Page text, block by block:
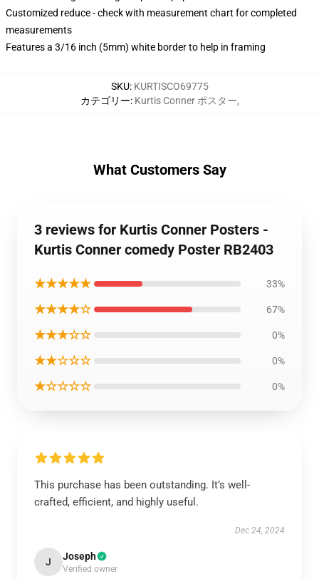
Customized reduce - check with measurement chart for completed
measurements
Features a 3/16 inch (5mm) white border to help in framing
SKU: KURTISCO69775
カテゴリー: Kurtis Conner ポスター,
What Customers Say
3 reviews for Kurtis Conner Posters -
Kurtis Conner comedy Poster RB2403
★★★★★ 33%
★★★★☆ 67%
★★★☆☆ 0%
★★☆☆☆ 0%
★☆☆☆☆ 0%
This purchase has been outstanding. It’s well-
crafted, efficient, and highly useful.
Dec 24, 2024
J Joseph
Verified owner